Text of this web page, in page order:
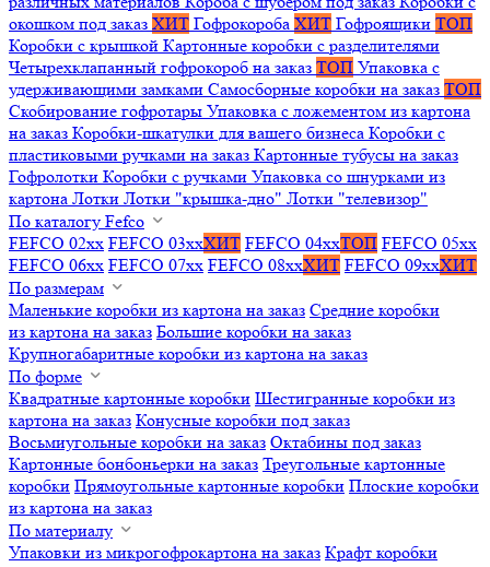
окошком под заказ ХИТ Гофрокороба ХИТ Гофроящики ТОП
Коробки с крышкой Картонные коробки с разделителями
Четырехклапанный гофрокороб на заказ ТОП Упаковка с
удерживающими замками Самосборные коробки на заказ ТОП
Скобирование гофротары Упаковка с ложементом из картона
на заказ Коробки-шкатулки для вашего бизнеса Коробки с
пластиковыми ручками на заказ Картонные тубусы на заказ
Гофролотки Коробки с ручками Упаковка со шнурками из
картона Лотки Лотки "крышка-дно" Лотки "телевизор"
По каталогу Fefco
FEFCO 02xx FEFCO 03xxХИТ FEFCO 04xxТОП FEFCO 05xx
FEFCO 06xx FEFCO 07xx FEFCO 08xxХИТ FEFCO 09xxХИТ
По размерам
Маленькие коробки из картона на заказ Средние коробки
из картона на заказ Большие коробки на заказ
Крупногабаритные коробки из картона на заказ
По форме
Квадратные картонные коробки Шестигранные коробки из
картона на заказ Конусные коробки под заказ
Восьмиугольные коробки на заказ Октабины под заказ
Картонные бонбоньерки на заказ Треугольные картонные
коробки Прямоугольные картонные коробки Плоские коробки
из картона на заказ
По материалу
Упаковки из микрогофрокартона на заказ Крафт коробки